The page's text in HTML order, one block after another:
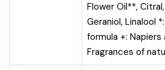
Flower Oil**,
Geraniol, Linalool
formula +: Napiers
Fragrances of